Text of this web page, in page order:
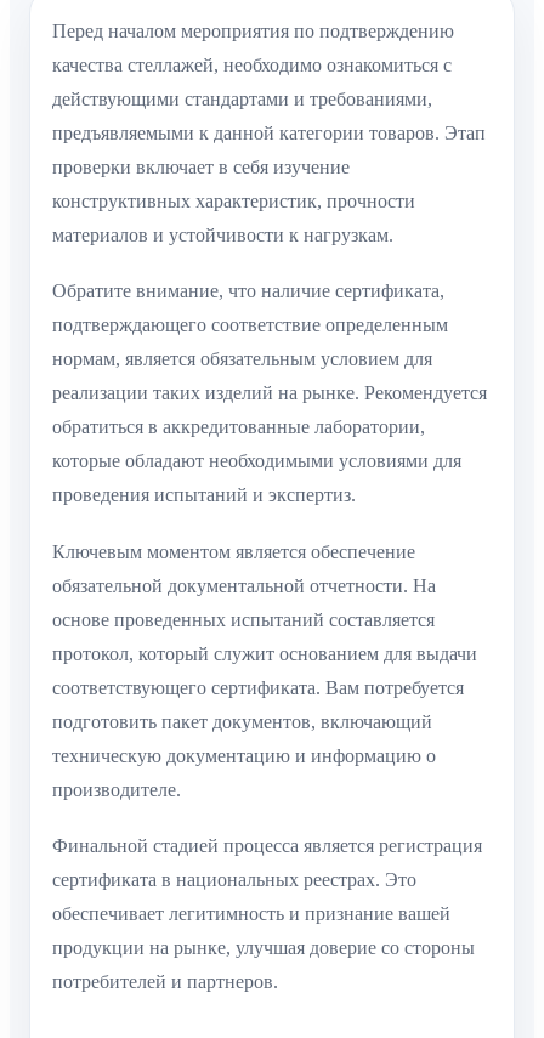
Перед началом мероприятия по подтверждению
качества стеллажей, необходимо ознакомиться с
действующими стандартами и требованиями,
предъявляемыми к данной категории товаров. Этап
проверки включает в себя изучение
конструктивных характеристик, прочности
материалов и устойчивости к нагрузкам.
Обратите внимание, что наличие сертификата,
подтверждающего соответствие определенным
нормам, является обязательным условием для
реализации таких изделий на рынке. Рекомендуется
обратиться в аккредитованные лаборатории,
которые обладают необходимыми условиями для
проведения испытаний и экспертиз.
Ключевым моментом является обеспечение
обязательной документальной отчетности. На
основе проведенных испытаний составляется
протокол, который служит основанием для выдачи
соответствующего сертификата. Вам потребуется
подготовить пакет документов, включающий
техническую документацию и информацию о
производителе.
Финальной стадией процесса является регистрация
сертификата в национальных реестрах. Это
обеспечивает легитимность и признание вашей
продукции на рынке, улучшая доверие со стороны
потребителей и партнеров.